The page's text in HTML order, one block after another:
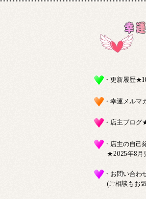
・更新履歴
・幸運メルマ
・店主ブロ
・店主の自己
★2025年8月
・お問い合わ
(ご相談もお気